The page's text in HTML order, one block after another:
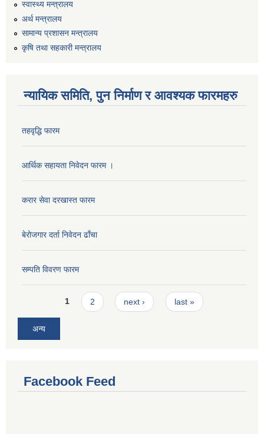
स्वास्थ्य मन्त्रालय
अर्थ मन्त्रालय
सामान्य प्रशासन मन्त्रालय
कृषि तथा सहकारी मन्त्रालय
न्यायिक समिति, पुन निर्माण र आवश्यक फारमहरु
तहवृद्धि फारम
आर्थिक सहायता निवेदन फारम ।
करार सेवा दरखास्त फारम
बेरोजगार दर्ता निवेदन ढाँचा
सम्पति विवरण फारम
Pages1 2 next › last »
अन्य
Facebook Feed